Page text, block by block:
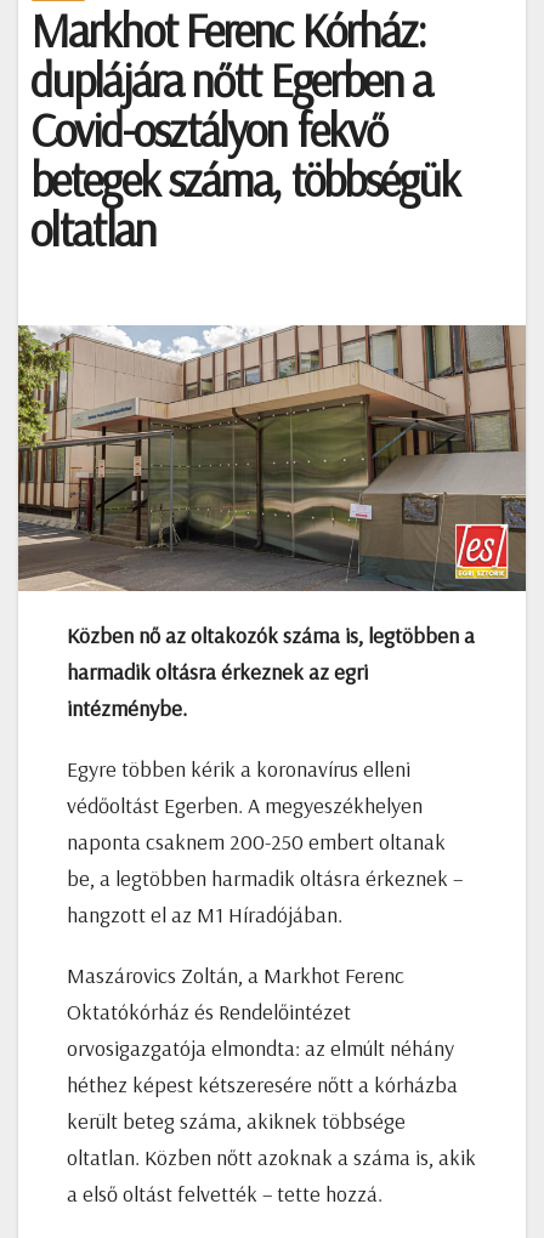
Markhot Ferenc Kórház:
duplájára nőtt Egerben a
Covid-osztályon fekvő
betegek száma, többségük
oltatlan
Közben nő az oltakozók száma is, legtöbben a
harmadik oltásra érkeznek az egri
intézménybe.
Egyre többen kérik a koronavírus elleni
védőoltást Egerben. A megyeszékhelyen
naponta csaknem 200-250 embert oltanak
be, a legtöbben harmadik oltásra érkeznek –
hangzott el az M1 Híradójában.
Maszárovics Zoltán, a Markhot Ferenc
Oktatókórház és Rendelőintézet
orvosigazgatója elmondta: az elmúlt néhány
héthez képest kétszeresére nőtt a kórházba
került beteg száma, akiknek többsége
oltatlan. Közben nőtt azoknak a száma is, akik
a első oltást felvették – tette hozzá.